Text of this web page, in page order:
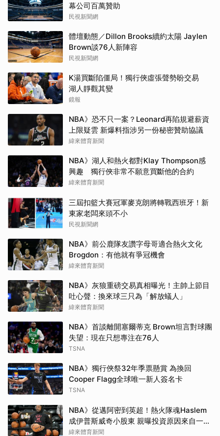
幕公司百萬贊助
民視新聞網
體壇動態／Dillon Brooks續約太陽 Jaylen
Brown談76人新陣容
民視新聞網
K湯買斷陷僵局！獨行俠虛張聲勢盼交易
湖人靜觀其變
鏡報
NBA》恐不只一案？Leonard再陷規避薪資
上限疑雲 新爆料指涉另一份秘密贊助協議
緯來體育新聞
NBA》湖人和熱火都對Klay Thompson感
興趣 獨行俠非常不願意買斷他的合約
緯來體育新聞
三屆扣籃大賽冠軍麥克朗將轉戰西班牙！新
東家老闆來頭不小
民視新聞網
NBA》前公鹿隊友讚字母哥適合熱火文化
Brogdon：有他就有爭冠機會
緯來體育新聞
NBA》灰狼重磅交易真相曝光！主帥上節目
吐心聲：換來球三只為「解放蟻人」
緯來體育新聞
NBA》首談離開塞爾蒂克 Brown坦言對球團
失望：現在只想專注在76人
TSNA
NBA》獨行俠祭32年季票懸賞 為換回
Cooper Flagg全球唯一新人簽名卡
TSNA
NBA》從邁阿密到英超！熱火隊魂Haslem
成伊普斯威奇小股東 親曝投資原因來自一句
口號
緯來體育新聞